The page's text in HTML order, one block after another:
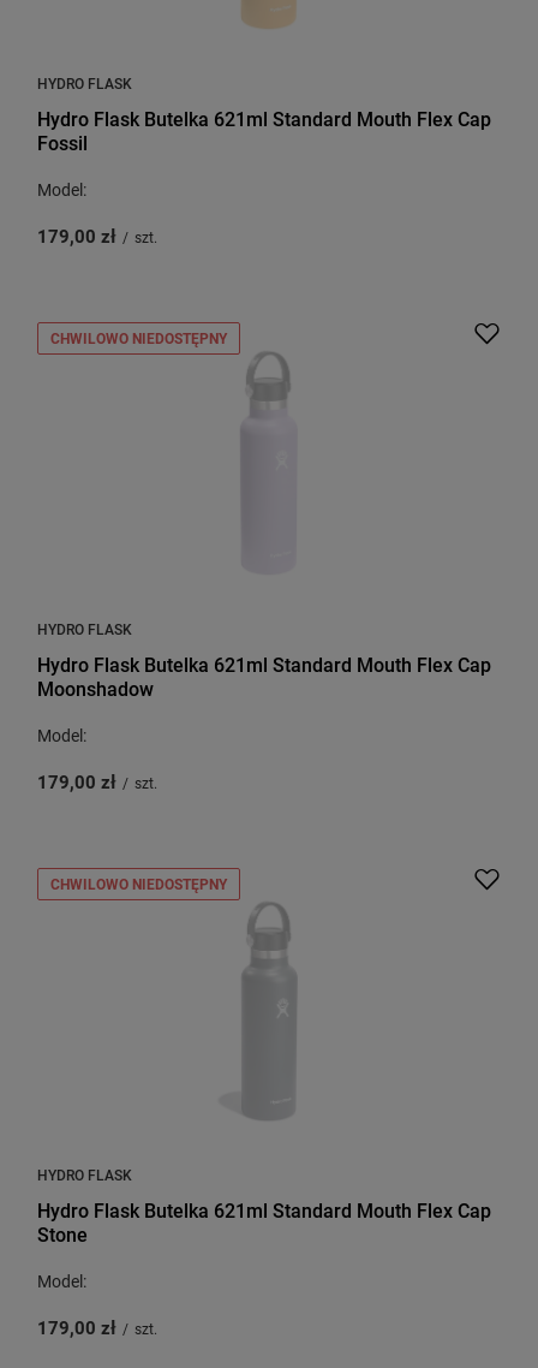
HYDRO FLASK
Hydro Flask Butelka 621ml Standard Mouth Flex Cap
Fossil
Model:
179,00 zł / szt.
CHWILOWO NIEDOSTĘPNY
HYDRO FLASK
Hydro Flask Butelka 621ml Standard Mouth Flex Cap
Moonshadow
Model:
179,00 zł / szt.
CHWILOWO NIEDOSTĘPNY
HYDRO FLASK
Hydro Flask Butelka 621ml Standard Mouth Flex Cap
Stone
Model:
179,00 zł / szt.